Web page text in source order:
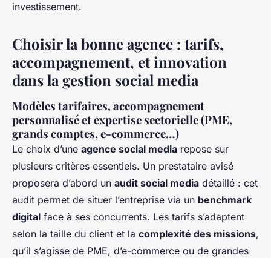
investissement.
Choisir la bonne agence : tarifs,
accompagnement, et innovation
dans la gestion social media
Modèles tarifaires, accompagnement
personnalisé et expertise sectorielle (PME,
grands comptes, e-commerce…)
Le choix d’une agence social media repose sur
plusieurs critères essentiels. Un prestataire avisé
proposera d’abord un audit social media détaillé : cet
audit permet de situer l’entreprise via un benchmark
digital face à ses concurrents. Les tarifs s’adaptent
selon la taille du client et la complexité des missions,
qu’il s’agisse de PME, d’e-commerce ou de grandes